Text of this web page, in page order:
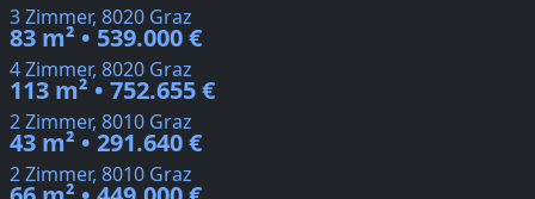
3 Zimmer, 8020 Graz
83 m² • 539.000 €
4 Zimmer, 8020 Graz
113 m² • 752.655 €
2 Zimmer, 8010 Graz
43 m² • 291.640 €
2 Zimmer, 8010 Graz